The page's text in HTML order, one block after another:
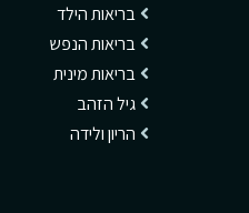
בריאות הילד
בריאות הנפש
בריאות מינית
גיל הזהב
הריון ולידה